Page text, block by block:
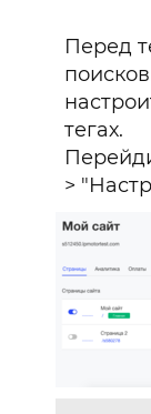
Аудит
0₽
для
+4
месяца
Перед
тегах.
>